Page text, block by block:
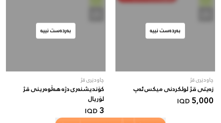
بەردەست نییە
چاودێری قژ
زەیتی قژ لولکردنی میکس ئەپ
5,000
IQD
بەردەست نییە
چاودێری قژ
کۆندیشنەری دژە هەڵوەرینی قژ
لۆریال
3
IQD